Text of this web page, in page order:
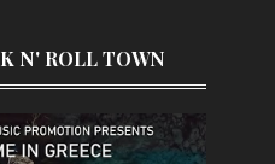
N' ROLL TOWN